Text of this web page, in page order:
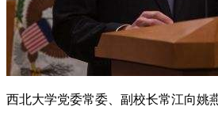
西北大学党委常委、副校长常江向姚